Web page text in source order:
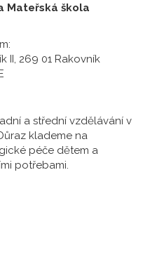
Mateřská škola
II, 269 01 Rakovník
a střední vzdělávání v
klademe na
péče dětem a
potřebami.